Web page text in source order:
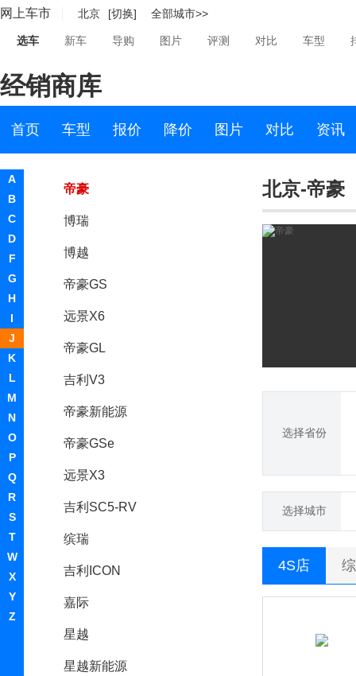
网上车市 北京 [切换] 全部城市>>
选车 新车 导购 图片 评测 对比 车型
经销商库
首页 车型 报价 降价 图片 对比 资讯
A
B
C
D
F
G
H
I
J
K
L
M
N
O
P
Q
R
S
T
W
X
Y
Z
豪越
缤越
远景
帝豪
博瑞
博越
帝豪GS
远景X6
帝豪GL
吉利V3
帝豪新能源
帝豪GSe
远景X3
吉利SC5-RV
缤瑞
吉利ICON
嘉际
星越
星越新能源
北京-帝豪
选择省份
选择城市
4S店